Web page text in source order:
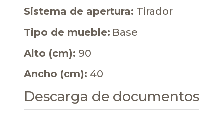
Sistema de apertura: Tirador
Tipo de mueble: Base
Alto (cm): 90
Ancho (cm): 40
Descarga de documentos